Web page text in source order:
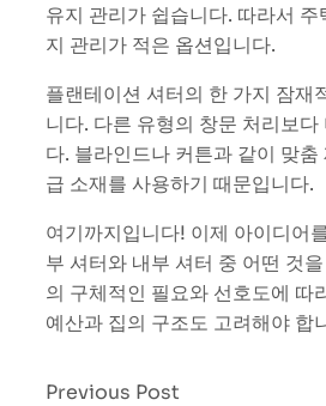
유지 관리가 쉽습니다. 따라서
지 관리가 적은 옵션입니다.
플랜테이션 셔터의 한 가지 잠재
니다. 다른 유형의 창문 처리보다
다. 블라인드나 커튼과 같이 맞
급 소재를 사용하기 때문입니다.
여기까지입니다! 이제 아이디어
부 셔터와 내부 셔터 중 어떤 것
의 구체적인 필요와 선호도에 따
예산과 집의 구조도 고려해야 합
Previous Post